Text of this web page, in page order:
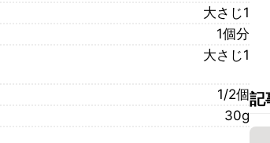
大さじ1
1個分
大さじ1
1/2個
30g
記